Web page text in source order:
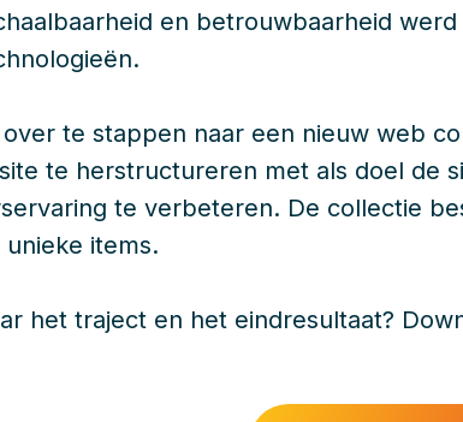
en betrouwbaarheid
te stappen naar een nieuw web
te herstructureren met als doel de
te verbeteren. De collectie
items.
het traject en het eindresultaat?